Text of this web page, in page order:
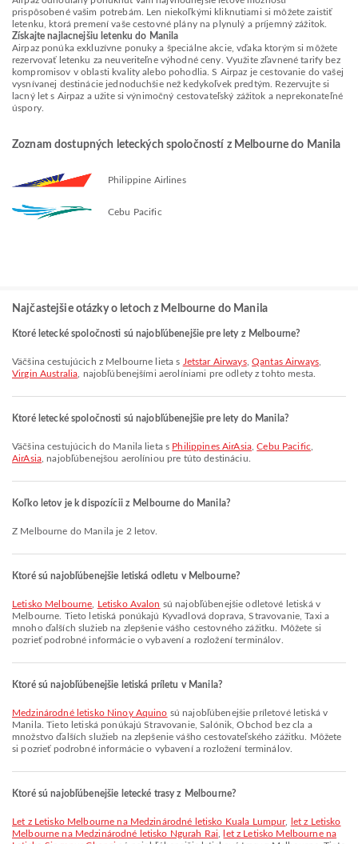
prispôsobené vašim potrebám. Len niekoľkými kliknutiami si môžete zaistiť
letenku, ktorá premení vaše cestovné plány na plynulý a príjemný zážitok.
Získajte najlacnejšiu letenku do Manila
Airpaz ponúka exkluzívne ponuky a špeciálne akcie, vďaka ktorým si môžete
rezervovať letenku za neuveriteľne výhodné ceny. Využite zľavnené tarify bez
kompromisov v oblasti kvality alebo pohodlia. S Airpaz je cestovanie do vašej
vysnívanej destinácie jednoduchšie než kedykoľvek predtým. Rezervujte si
lacný let s Airpaz a užite si výnimočný cestovateľský zážitok a neprekonateľné
úspory.
Zoznam dostupných leteckých spoločností z Melbourne do Manila
Philippine Airlines
Cebu Pacific
Najčastejšie otázky o letoch z Melbourne do Manila
Ktoré letecké spoločnosti sú najobľúbenejšie pre lety z Melbourne?
Väčšina cestujúcich z Melbourne lieta s Jetstar Airways, Qantas Airways,
Virgin Australia , najobľúbenejšími aerolíniami pre odlety z tohto mesta.
Ktoré letecké spoločnosti sú najobľúbenejšie pre lety do Manila?
Väčšina cestujúcich do Manila lieta s Philippines AirAsia ,Cebu Pacific
AirAsia, najobľúbenejšou aerolíniou pre túto destináciu.
Koľko letov je k dispozícii z Melbourne do Manila?
Z Melbourne do Manila je 2 letov.
Ktoré sú najobľúbenejšie letiská odletu v Melbourne?
Letisko Melbourne Letisko Avalon sú najobľúbenejšie odletové letiská v
Melbourne. Tieto letiská ponúkajú Kyvadlová doprava, Stravovanie, Taxi a
mnoho ďalších služieb na zlepšenie vášho cestovného zážitku. Môžete si
pozrieť podrobné informácie o vybavení a rozložení terminálov.
Ktoré sú najobľúbenejšie letiská príletu v Manila?
Medzinárodné letisko Ninoy Aquino sú najobľúbenejšie príletové letiská v
Manila. Tieto letiská ponúkajú Stravovanie, Salónik, Obchod bez cla a
množstvo ďalších služieb na zlepšenie vášho cestovateľského zážitku. Môžete
si pozrieť podrobné informácie o vybavení a rozložení terminálov.
Ktoré sú najobľúbenejšie letecké trasy z Melbourne?
let z Letisko Melbourne na Medzinárodné letisko Kuala Lumpur,
let z Letisko
Melbourne na Medzinárodné letisko Ngurah Rai
let z Letisko Melbourne na